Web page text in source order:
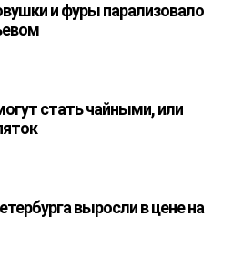
и фуры парализовало
стать чайными, или
выросли в цене на